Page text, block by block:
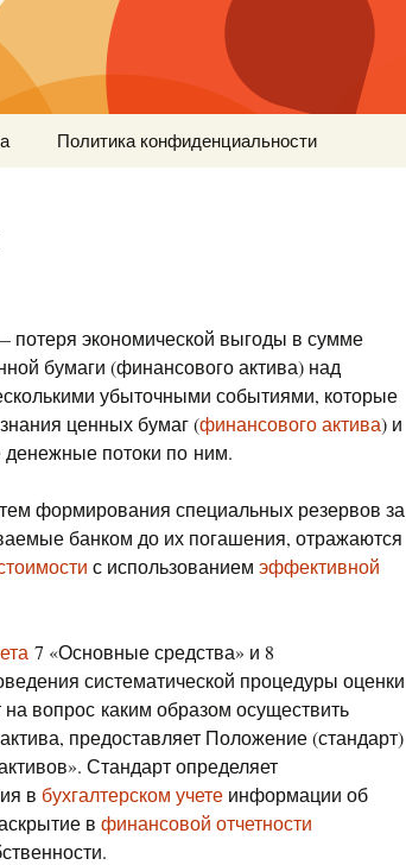
Политика конфиденциальности
потеря экономической выгоды в сумме
бумаги (финансового актива) над
убыточными событиями, которые
ценных бумаг (финансового актива) и
потоки по ним.
формирования специальных резервов за
банком до их погашения, отражаются
с использованием эффективной
7 «Основные средства» и 8
систематической процедуры оценки
вопрос каким образом осуществить
предоставляет Положение (стандарт)
Стандарт определяет
в бухгалтерском учете информации об
в финансовой отчетности